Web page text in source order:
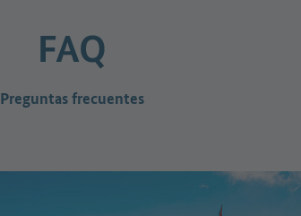
Preguntas frecuentes